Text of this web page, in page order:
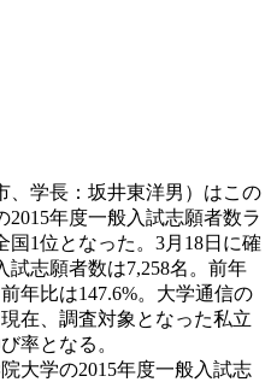
、学長：坂井東洋男）はこの
年度一般入試志願者数ラ
国1位となった。3月18日に確
試志願者数は7,258名。前年
年比は147.6%。大学通信の
在、調査対象となった私立
率となる。
大学の2015年度一般入試志